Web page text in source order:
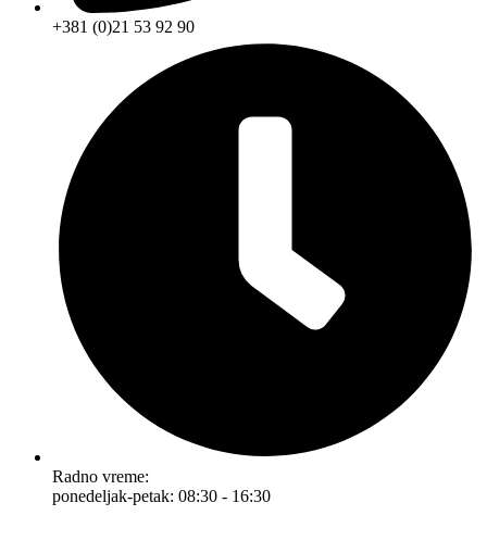
+381 (0)21 53 92 90
Radno vreme:
ponedeljak-petak: 08:30 - 16:30